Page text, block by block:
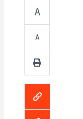
A
A